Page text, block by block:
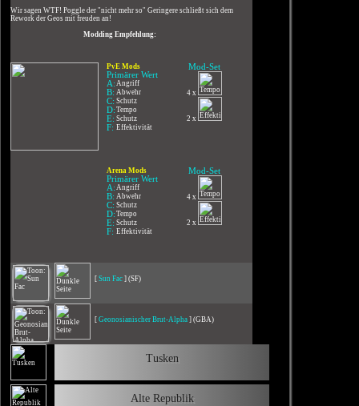
Wir sagen WTF! Poggle der "nicht mehr so" Geringere schließt sich dem
Rework der Geos mit freuden an!
Modding Empfehlung:
PvE Mods
Primärer Wert
A: Angriff
B: Abwehr
C: Schutz
D: Tempo
E: Schutz
F: Effektivität
Mod-Set
4 x
2 x
Arena Mods
Primärer Wert
A: Angriff
B: Abwehr
C: Schutz
D: Tempo
E: Schutz
F: Effektivität
Mod-Set
4 x
2 x
[ Sun Fac ] (SF)
[ Geonosianischer Brut-Alpha ] (GBA)
Tusken
Alte Republik